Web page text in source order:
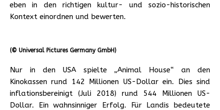
eben in den richtigen kultur- und sozio-historischen
Kontext einordnen und bewerten.
(© Universal Pictures Germany GmbH)
Nur in den USA spielte „Animal House“ an den
Kinokassen rund 142 Millionen US-Dollar ein. Dies sind
inflationsbereinigt (Juli 2018) rund 544 Millionen US-
Dollar. Ein wahnsinniger Erfolg. Für Landis bedeutete